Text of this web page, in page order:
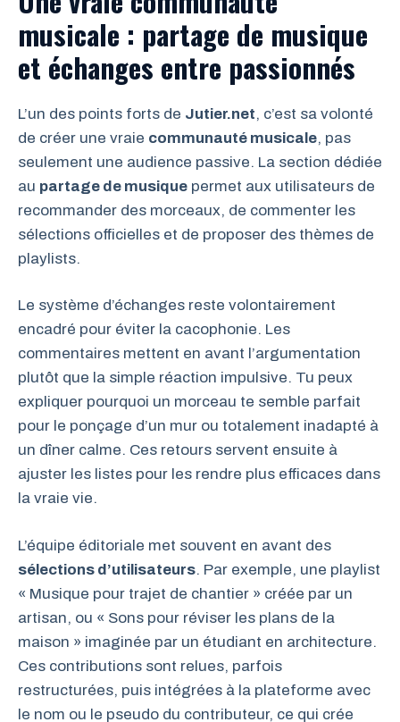
musicale : partage de musique
et échanges entre passionnés
L’un des points forts de Jutier.net, c’est sa volonté
de créer une vraie communauté musicale, pas
seulement une audience passive. La section dédiée
au partage de musique permet aux utilisateurs de
recommander des morceaux, de commenter les
sélections officielles et de proposer des thèmes de
playlists.
Le système d’échanges reste volontairement
encadré pour éviter la cacophonie. Les
commentaires mettent en avant l’argumentation
plutôt que la simple réaction impulsive. Tu peux
expliquer pourquoi un morceau te semble parfait
pour le ponçage d’un mur ou totalement inadapté à
un dîner calme. Ces retours servent ensuite à
ajuster les listes pour les rendre plus efficaces dans
la vraie vie.
L’équipe éditoriale met souvent en avant des
sélections d’utilisateurs. Par exemple, une playlist
« Musique pour trajet de chantier » créée par un
artisan, ou « Sons pour réviser les plans de la
maison » imaginée par un étudiant en architecture.
Ces contributions sont relues, parfois
restructurées, puis intégrées à la plateforme avec
le nom ou le pseudo du contributeur, ce qui crée